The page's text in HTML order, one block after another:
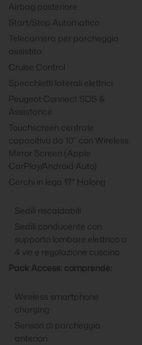
Airbag posteriore
Start/Stop Automatico
Telecamera per parcheggio
assistito
Cruise Control
Specchietti laterali elettrici
Peugeot Connect SOS &
Assistance
Touchscreen centrale
capacitivo da 10” con Wireless
Mirror Screen (Apple
CarPlay/Android Auto)
Cerchi in lega 17″ Halong
Sedili riscaldabili
Sedili conducente con
supporto lombare elettrico a
4 vie e regolazione cuscino
Pack Access: comprende:
Wireless smartphone
charging
Sensori di parcheggio
anteriori